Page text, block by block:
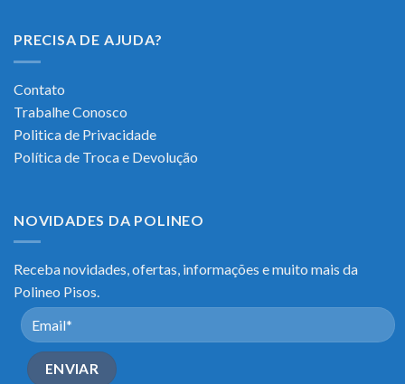
PRECISA DE AJUDA?
Contato
Trabalhe Conosco
Politica de Privacidade
Política de Troca e Devolução
NOVIDADES DA POLINEO
Receba novidades, ofertas, informações e muito mais da
Polineo Pisos.